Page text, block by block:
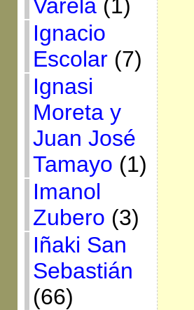
Varela(1)
Ignacio
Escolar(7)
Ignasi
Moreta y
Juan José
Tamayo (1)
Imanol
Zubero (3)
Iñaki San
Sebastián
(66)